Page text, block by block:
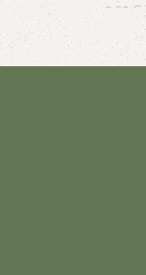
9,50€